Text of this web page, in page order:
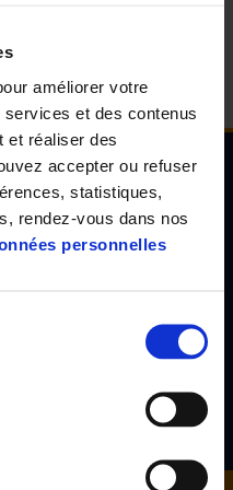
améliorer votre
et des contenus
et réaliser des
accepter ou refuser
statistiques,
rendez-vous dans nos
personnelles
de la santé Visuelle